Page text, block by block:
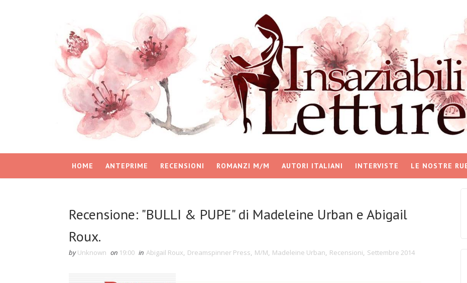
HOME ANTEPRIME RECENSIONI ROMANZI M/M AUTORI ITALIANI INTERVISTE LE NOSTRE
Recensione: "BULLI & PUPE" di Madeleine Urban e Abigail
Roux.
by Unknown on 19:00 in Abigail Roux, Dreamspinner Press, M/M, Madeleine Urban, Recensioni, Settembre 2014